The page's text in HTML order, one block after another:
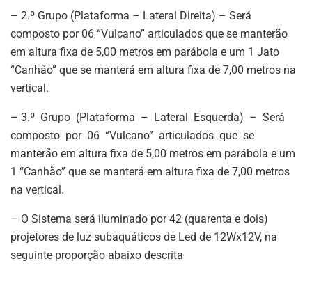
– 2.º Grupo (Plataforma – Lateral Direita) – Será
composto por 06 “Vulcano” articulados que se manterão
em altura fixa de 5,00 metros em parábola e um 1 Jato
“Canhão” que se manterá em altura fixa de 7,00 metros na
vertical.
– 3.º Grupo (Plataforma – Lateral Esquerda) – Será
composto por 06 “Vulcano” articulados que se
manterão em altura fixa de 5,00 metros em parábola e um
1 “Canhão” que se manterá em altura fixa de 7,00 metros
na vertical.
– O Sistema será iluminado por 42 (quarenta e dois)
projetores de luz subaquáticos de Led de 12Wx12V, na
seguinte proporção abaixo descrita